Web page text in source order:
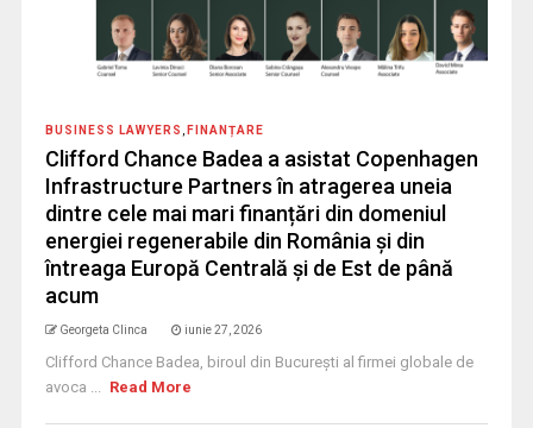
BUSINESS LAWYERS FINANȚARE
Clifford Chance Badea a asistat Copenhagen
Infrastructure Partners în atragerea uneia
dintre cele mai mari finanțări din domeniul
energiei regenerabile din România și din
întreaga Europă Centrală și de Est de până
acum
Georgeta Clinca iunie 27, 2026
Clifford Chance Badea, biroul din București al firmei globale de
avoca ... Read More